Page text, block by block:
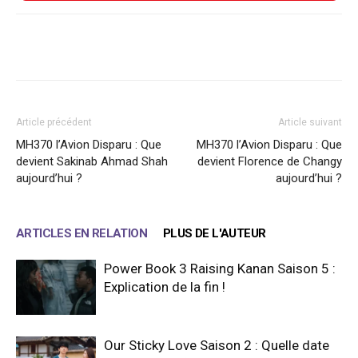
Article précédent
MH370 l’Avion Disparu : Que
devient Sakinab Ahmad Shah
aujourd’hui ?
Article suivant
MH370 l’Avion Disparu : Que
devient Florence de Changy
aujourd’hui ?
ARTICLES EN RELATION PLUS DE L'AUTEUR
Power Book 3 Raising Kanan Saison 5 :
Explication de la fin !
Our Sticky Love Saison 2 : Quelle date